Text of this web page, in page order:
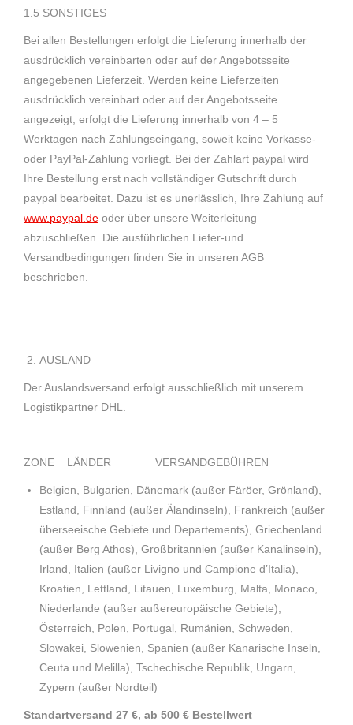
1.5 SONSTIGES
Bei allen Bestellungen erfolgt die Lieferung innerhalb der
ausdrücklich vereinbarten oder auf der Angebotsseite
angegebenen Lieferzeit. Werden keine Lieferzeiten
ausdrücklich vereinbart oder auf der Angebotsseite
angezeigt, erfolgt die Lieferung innerhalb von 4 – 5
Werktagen nach Zahlungseingang, soweit keine Vorkasse-
oder PayPal-Zahlung vorliegt. Bei der Zahlart paypal wird
Ihre Bestellung erst nach vollständiger Gutschrift durch
paypal bearbeitet. Dazu ist es unerlässlich, Ihre Zahlung auf
www.paypal.de oder über unsere Weiterleitung
abzuschließen. Die ausführlichen Liefer-und
Versandbedingungen finden Sie in unseren AGB
beschrieben.
AUSLAND
Der Auslandsversand erfolgt ausschließlich mit unserem
Logistikpartner DHL.
ZONE LÄNDER VERSANDGEBÜHREN
Belgien, Bulgarien, Dänemark (außer Färöer, Grönland),
Estland, Finnland (außer Älandinseln), Frankreich (außer
überseeische Gebiete und Departements), Griechenland
(außer Berg Athos), Großbritannien (außer Kanalinseln),
Irland, Italien (außer Livigno und Campione d’Italia),
Kroatien, Lettland, Litauen, Luxemburg, Malta, Monaco,
Niederlande (außer außereuropäische Gebiete),
Österreich, Polen, Portugal, Rumänien, Schweden,
Slowakei, Slowenien, Spanien (außer Kanarische Inseln,
Ceuta und Melilla), Tschechische Republik, Ungarn,
Zypern (außer Nordteil)
Standartversand 27 €, ab 500 € Bestellwert